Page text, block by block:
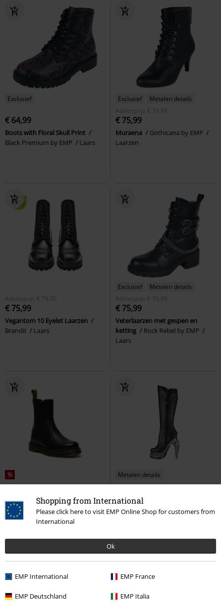
Shopping from International
Please click here to visit EMP Online Shop for customers from
International
Ok
EMP International EMP France
EMP Deutschland EMP Italia
Exclusief
€ 64,99
Boots with Floral Skull Print
Black Premium by EMP
Laars
Exclusief
Metalen details
Adviesprijs
€ 79,99
€ 75,99
Muraena
Gothicana by EMP
Laarzen
Adviesprijs € 79,00
€ 75,99
Vegantom 10 Eyelet Laarzen
Brandit
Laars
Exclusief
Metalen details
Adviesprijs
€ 79,99
€ 75,99
Veterlaarzen met gespen en
ketting
Rock Rebel by EMP
Laars
%
2976 Hi Chelsea Boots
Dr.
Martens
Bikerlaars
Metalen details
€ 259,99
Alchemy England - Undertaker
Hades Footwear